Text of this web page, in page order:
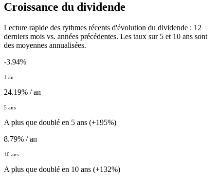
Croissance du dividende
Lecture rapide des rythmes récents d'évolution du dividende : 12
derniers mois vs. années précédentes. Les taux sur 5 et 10 ans sont
des moyennes annualisées.
-3.94%
1 an
24.19% / an
5 ans
A plus que doublé en 5 ans (+195%)
8.79% / an
10 ans
A plus que doublé en 10 ans (+132%)